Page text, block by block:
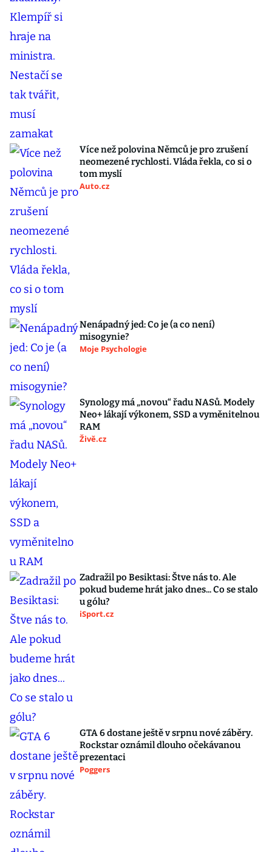
Více než polovina Němců je pro zrušení
neomezené rychlosti. Vláda řekla, co si o
tom myslí
Auto.cz
Nenápadný jed: Co je (a co není)
misogynie?
Moje Psychologie
Synology má „novou“ řadu NASů. Modely
Neo+ lákají výkonem, SSD a vyměnitelnou
RAM
Živě.cz
Zadražil po Besiktasi: Štve nás to. Ale
pokud budeme hrát jako dnes... Co se stalo
u gólu?
iSport.cz
GTA 6 dostane ještě v srpnu nové záběry.
Rockstar oznámil dlouho očekávanou
prezentaci
Poggers